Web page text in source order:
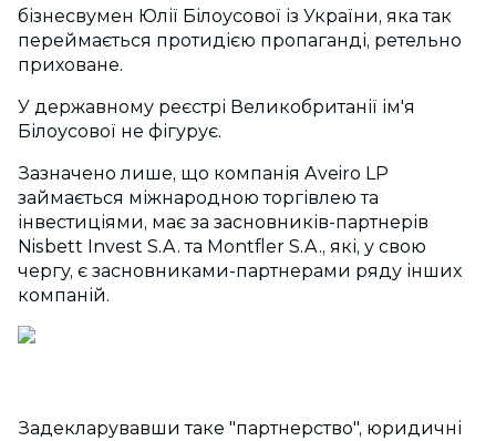
бізнесвумен Юлії Білоусової із України, яка так
переймається протидією пропаганді, ретельно
приховане.
У державному реєстрі Великобританії ім'я
Білоусової не фігурує.
Зазначено лише, що компанія Aveiro LP
займається міжнародною торгівлею та
інвестиціями, має за засновників-партнерів
Nisbett Invest S.A. та Montfler S.A., які, у свою
чергу, є засновниками-партнерами ряду інших
компаній.
Задекларувавши таке "партнерство", юридичні